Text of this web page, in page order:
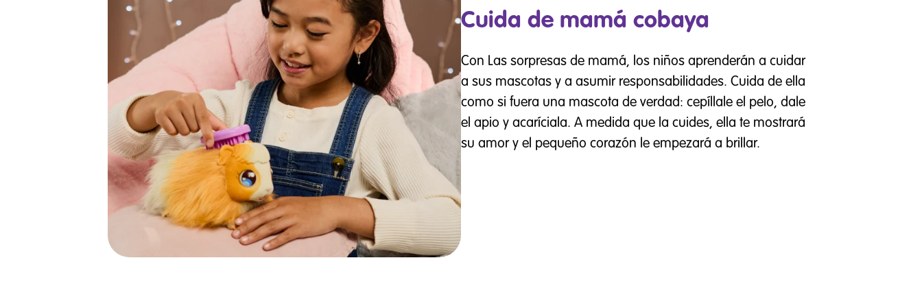
Cuida de mamá cobaya
Con Las sorpresas de mamá, los niños aprenderán a cuidar
a sus mascotas y a asumir responsabilidades. Cuida de ella
como si fuera una mascota de verdad: cepíllale el pelo, dale
el apio y acaríciala. A medida que la cuides, ella te mostrará
su amor y el pequeño corazón le empezará a brillar.